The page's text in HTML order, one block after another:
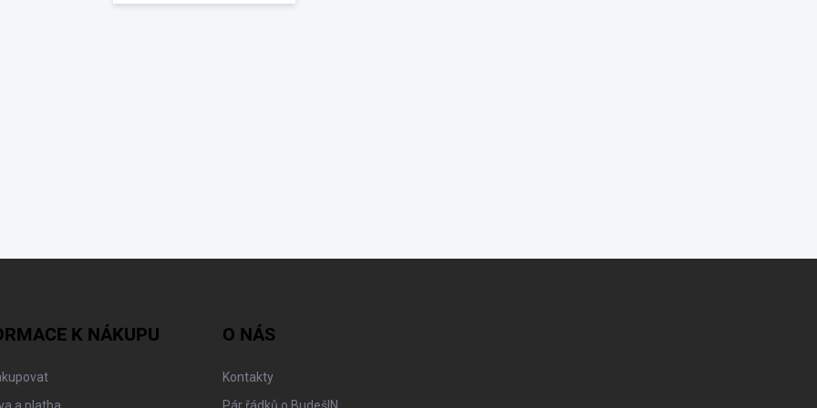
K NÁKUPU
a platba
O NÁS
Kontakty
Pár řádků o BudešIN